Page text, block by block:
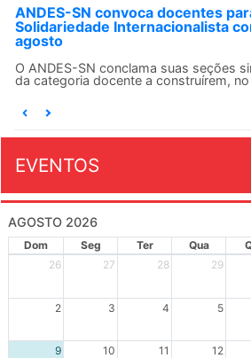
ANDES-SN convoca docentes
Solidariedade Internacionalista
agosto
O ANDES-SN conclama suas seções
da categoria docente a construírem, no
EVENTOS
AGOSTO 2026
Dom Seg Ter Qua
26
27 28 29
2 3 4 5
9 10 11 12